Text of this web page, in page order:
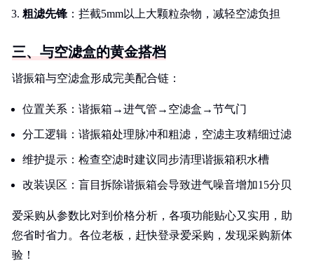
粗滤先锋 ：拦截5mm以上大颗粒杂物，减轻空滤负担
三、与空滤盒的黄金搭档
谐振箱与空滤盒形成完美配合链：
位置关系：谐振箱→进气管→空滤盒→节气门
分工逻辑：谐振箱处理脉冲和粗滤，空滤主攻精细过滤
维护提示：检查空滤时建议同步清理谐振箱积水槽
改装误区：盲目拆除谐振箱会导致进气噪音增加15分贝
爱采购从参数比对到价格分析，各项功能贴心又实用，助
您省时省力。各位老板，赶快登录爱采购，发现采购新体
验！